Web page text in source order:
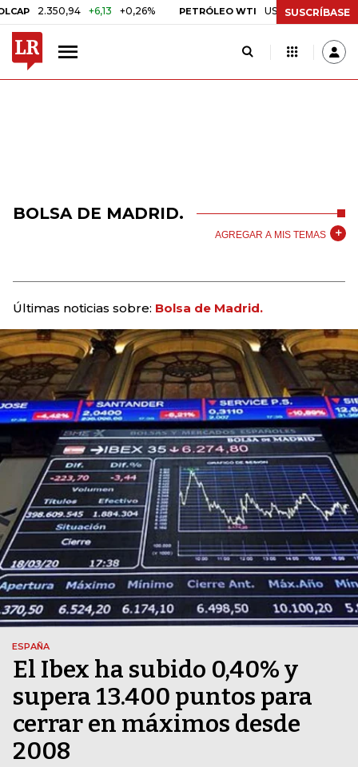
2.350,94 +6,13 +0,26% PETRÓLEO WTI US$ 78,01 US$ 2,92
SUSCRÍBASE
BOLSA DE MADRID.
AGREGAR A MIS TEMAS
Últimas noticias sobre: Bolsa de Madrid.
ESPAÑA
El Ibex ha subido 0,40% y
supera 13.400 puntos para
cerrar en máximos desde
2008